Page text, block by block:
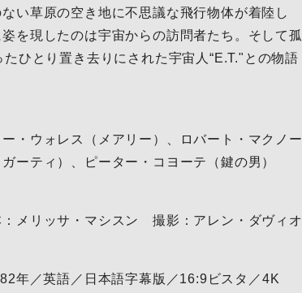
い草原の空き地に不思議な飛行物体が着陸し
を現したのは宇宙からの訪問者たち。そして孤
ひとり置き去りにされた宇宙人“E.T."との物語
・ウォレス（メアリー）、ロバート・マクノー
ーティ）、ピーター・コヨーテ（鍵の男）
メリッサ・マシスン 撮影：アレン・ダヴィオ
年／英語／日本語字幕版／16:9ビスタ／4K